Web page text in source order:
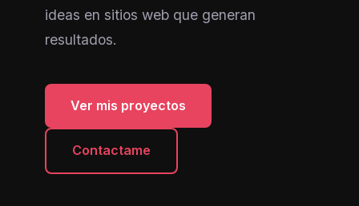
ideas en sitios web que generan
resultados.
Ver mis proyectos
Contactame